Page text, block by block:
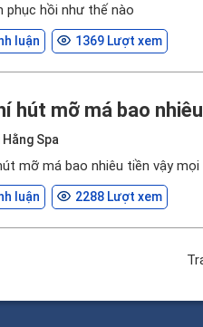
phục hồi như thế nào
luận 1369 Lượt xem
hút mỡ má bao
Hằng Spa
mỡ má bao nhiêu tiền vậy
luận 2288 Lượt xem